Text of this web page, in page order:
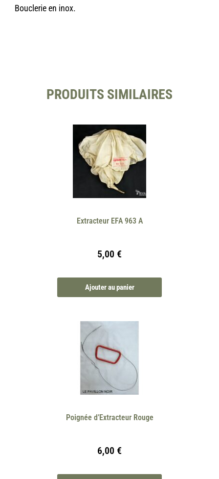
Bouclerie en inox.
PRODUITS SIMILAIRES
Extracteur EFA 963 A
5,00 €
Ajouter au panier
Poignée d’Extracteur Rouge
6,00 €